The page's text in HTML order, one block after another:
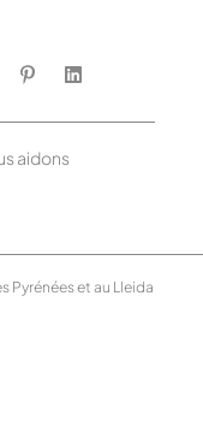
aidons
Pyrénées et au Lleida